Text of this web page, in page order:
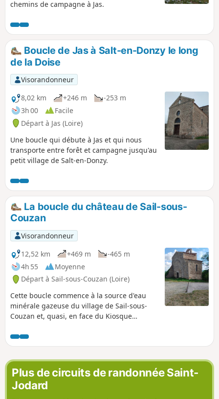
chemins de campagne à Jas.
Boucle de Jas à Salt-en-Donzy le long
de la Doise
Visorandonneur
8,02 km
+246 m
-253 m
3h 00
Facile
Départ à Jas (Loire)
Une boucle qui débute à Jas et qui nous
transporte entre forêt et campagne jusqu'au
petit village de Salt-en-Donzy.
La boucle du château de Sail-sous-
Couzan
Visorandonneur
12,52 km
+469 m
-465 m
4h 55
Moyenne
Départ à Sail-sous-Couzan (Loire)
Cette boucle commence à la source d'eau
minérale gazeuse du village de Sail-sous-
Couzan et, quasi, en face du Kiosque
Principalement en forêt, l'itinéraire nous
amène jusqu'au château-fort, ainsi qu'à la
Chapelle Notre-Dame de Couzan.
Plus de circuits de randonnée Saint-
Jodard